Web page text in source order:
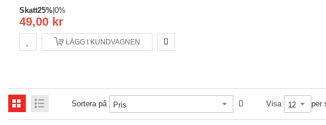
49,00 kr
Skatt25%|0%
LÄGG I KUNDVAGNEN
Sortera på Visa per